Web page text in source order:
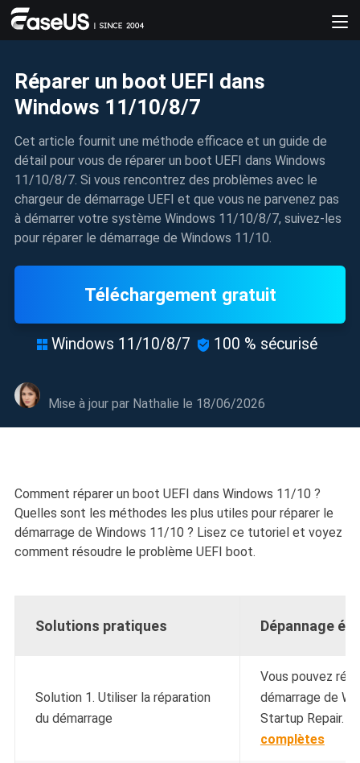
Réparer un boot UEFI dans
Windows 11/10/8/7
Cet article fournit une méthode efficace et un guide de
détail pour vous de réparer un boot UEFI dans Windows
11/10/8/7. Si vous rencontrez des problèmes avec le
chargeur de démarrage UEFI et que vous ne parvenez pas
à démarrer votre système Windows 11/10/8/7, suivez-les
pour réparer le démarrage de Windows 11/10.
Téléchargement gratuit
 Windows 11/10/8/7  100 % sécurisé
Mise à jour par Nathalie le 18/06/2026
Comment réparer un boot UEFI dans Windows 11/10 ?
Quelles sont les méthodes les plus utiles pour réparer le
démarrage de Windows 11/10 ? Lisez ce tutoriel et voyez
comment résoudre le problème UEFI boot.
Solutions pratiques Dépannage
Solution 1. Utiliser la réparation
du démarrage
Vous pouvez
démarrage de
Startup Repair.
complètes